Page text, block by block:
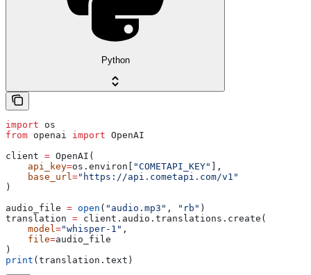
Python
import os
from openai import OpenAI
client = OpenAI(
    api_key
=os.environ[ "COMETAPI_KEY" ],
    base_url
="https://api.cometapi.com/v1"
)
audio_file = open ( "audio.mp3" , "rb" )
translation = client.audio.translations.create(
    model
="whisper-1" ,
    file
=audio_file
)
print (translation.text)